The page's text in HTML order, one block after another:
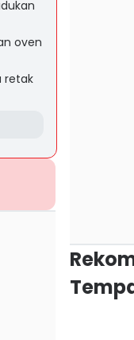
oven
retak